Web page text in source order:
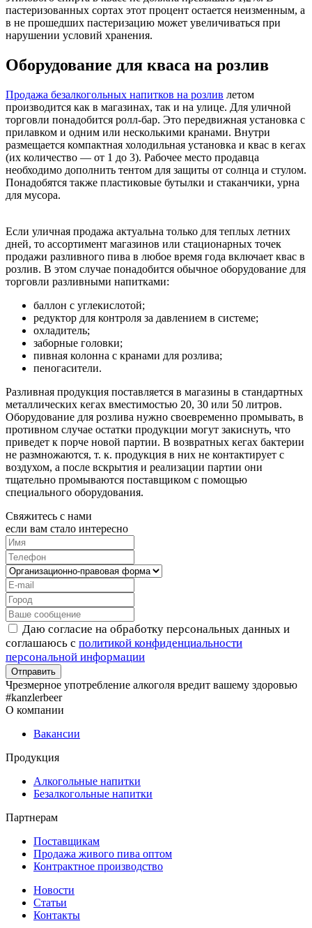
пастеризованных сортах этот процент остается неизменным, а
в не прошедших пастеризацию может увеличиваться при
нарушении условий хранения.
Оборудование для кваса на розлив
Продажа безалкогольных напитков на розлив летом
производится как в магазинах, так и на улице. Для уличной
торговли понадобится ролл-бар. Это передвижная установка с
прилавком и одним или несколькими кранами. Внутри
размещается компактная холодильная установка и квас в кегах
(их количество — от 1 до 3). Рабочее место продавца
необходимо дополнить тентом для защиты от солнца и стулом.
Понадобятся также пластиковые бутылки и стаканчики, урна
для мусора.
Если уличная продажа актуальна только для теплых летних
дней, то ассортимент магазинов или стационарных точек
продажи разливного пива в любое время года включает квас в
розлив. В этом случае понадобится обычное оборудование для
торговли разливными напитками:
баллон с углекислотой;
редуктор для контроля за давлением в системе;
охладитель;
заборные головки;
пивная колонна с кранами для розлива;
пеногасители.
Разливная продукция поставляется в магазины в стандартных
металлических кегах вместимостью 20, 30 или 50 литров.
Оборудование для розлива нужно своевременно промывать, в
противном случае остатки продукции могут закиснуть, что
приведет к порче новой партии. В возвратных кегах бактерии
не размножаются, т. к. продукция в них не контактирует с
воздухом, а после вскрытия и реализации партии они
тщательно промываются поставщиком с помощью
специального оборудования.
Свяжитесь с нами
если вам стало интересно
Даю согласие на обработку персональных данных и
соглашаюсь с политикой конфиденциальности
персональной информации
Чрезмерное употребление алкоголя вредит вашему здоровью
#kanzlerbeer
О компании
Вакансии
Продукция
Алкогольные напитки
Безалкогольные напитки
Партнерам
Поставщикам
Продажа живого пива оптом
Контрактное производство
Новости
Статьи
Контакты